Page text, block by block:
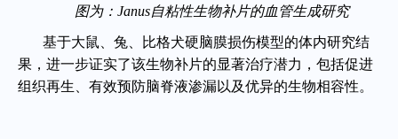
图为：Janus自粘性生物补片的血管生成研究
基于大鼠、兔、比格犬硬脑膜损伤模型的体内研究结
果，进一步证实了该生物补片的显著治疗潜力，包括促进
组织再生、有效预防脑脊液渗漏以及优异的生物相容性。